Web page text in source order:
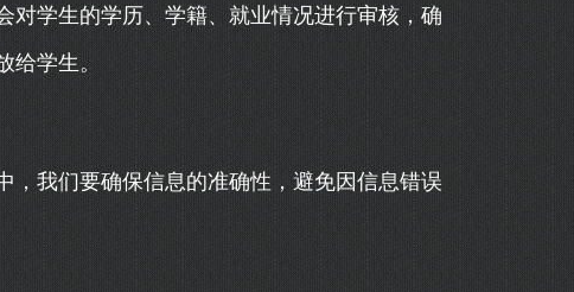
对学生的学历、学籍、就业情况进行审核，确
学生。
，我们要确保信息的准确性，避免因信息错误